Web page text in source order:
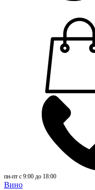
пн-пт с 9:00 до 18:00
Вино